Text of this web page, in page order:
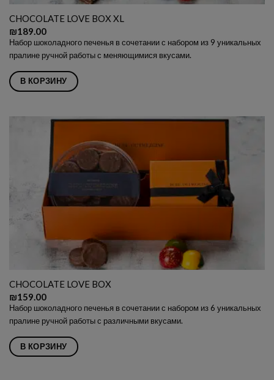
CHOCOLATE LOVE BOX XL
₪189.00
Набор шоколадного печенья в сочетании с набором из 9 уникальных
пралине ручной работы с меняющимися вкусами.
В КОРЗИНУ
CHOCOLATE LOVE BOX
₪159.00
Набор шоколадного печенья в сочетании с набором из 6 уникальных
пралине ручной работы с различными вкусами.
В КОРЗИНУ